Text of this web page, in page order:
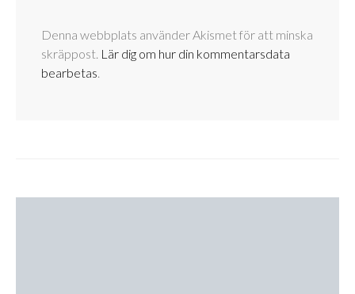
Denna webbplats använder Akismet för att minska
skräppost. Lär dig om hur din kommentarsdata
bearbetas.